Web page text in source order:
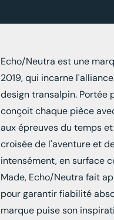
Echo/Neutra est une
2019, qui incarne
design transalpin. Portée
conçoit chaque pièce
aux épreuves du temps
croisée de l'aventure et
intensément, en surface
Made, Echo/Neutra fait
pour garantir fiabilité
marque puise son